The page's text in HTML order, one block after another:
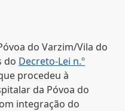
do Varzim/Vila do
do Decreto-Lei n.º
procedeu à
da Póvoa do
integração do